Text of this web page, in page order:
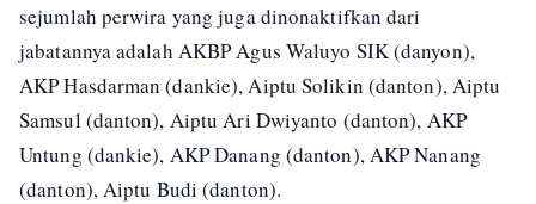
sejumlah perwira yang juga dinonaktifkan dari
jabatannya adalah AKBP Agus Waluyo SIK (danyon),
AKP Hasdarman (dankie), Aiptu Solikin (danton), Aiptu
Samsul (danton), Aiptu Ari Dwiyanto (danton), AKP
Untung (dankie), AKP Danang (danton), AKP Nanang
(danton), Aiptu Budi (danton).